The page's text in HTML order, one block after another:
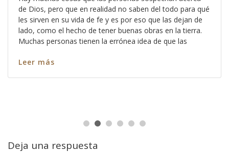
de Dios, pero que en realidad no saben del todo para qué
les sirven en su vida de fe y es por eso que las dejan de
lado, como el hecho de tener buenas obras en la tierra.
Muchas personas tienen la errónea idea de que las
Leer más
Deja una respuesta